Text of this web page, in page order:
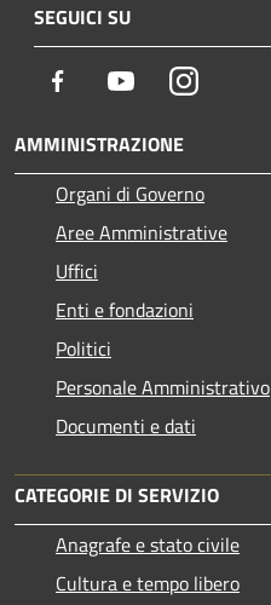
SEGUICI SU
Facebook YoutubeInstagram
AMMINISTRAZIONE
Organi di Governo
Aree Amministrative
Uffici
Enti e fondazioni
Politici
Personale Amministrativo
Documenti e dati
CATEGORIE DI SERVIZIO
Anagrafe e stato civile
Cultura e tempo libero